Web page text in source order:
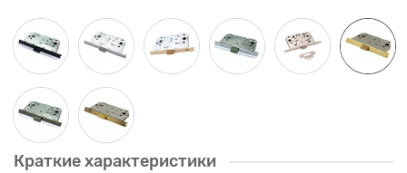
Краткие характеристики